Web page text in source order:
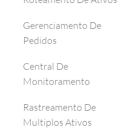
Gerenciamento De
Pedidos
Central De
Monitoramento
Rastreamento De
Multiplos Ativos